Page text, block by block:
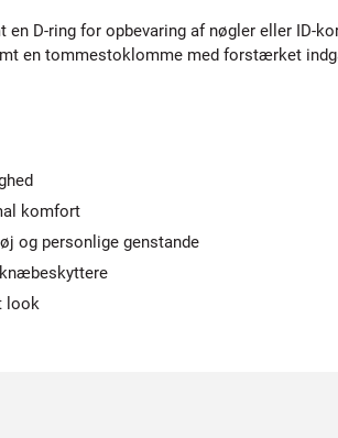
D-ring for opbevaring af nøgler eller ID-
en tommestoklomme med forstærket
komfort
og personlige genstande
look